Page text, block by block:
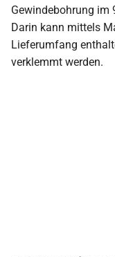
Gewindebohrung im
Darin kann mittels
Lieferumfang
verklemmt werden.